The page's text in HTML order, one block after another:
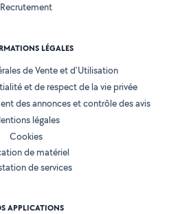
Recrutement
LÉGALES
de Vente et d'Utilisation
et de respect de la vie privée
des annonces et contrôle des avis
légales
Cookies
de matériel
de services
APPLICATIONS